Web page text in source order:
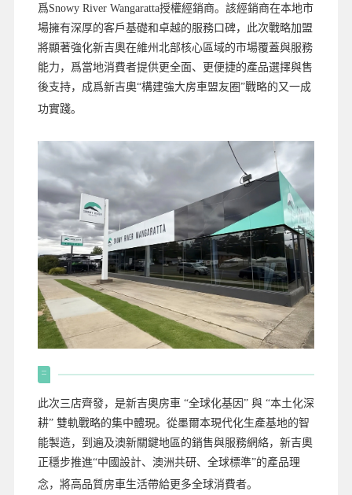
爲Snowy River Wangaratta授權經銷商。該經銷商在本地市
場擁有深厚的客戶基礎和卓越的服務口碑，此次戰略加盟
將顯著強化新吉奧在維州北部核心區域的市場覆蓋與服務
能力，爲當地消費者提供更全面、更便捷的產品選擇與售
後支持，成爲新吉奧“構建強大房車盟友圈”戰略的又一成
功實踐。
此次三店齊發，是新吉奧房車 “全球化基因” 與 “本土化深
耕” 雙軌戰略的集中體現。從墨爾本現代化生產基地的智
能製造，到遍及澳新關鍵地區的銷售與服務網絡，新吉奧
正穩步推進“中國設計、澳洲共研、全球標準”的產品理
念，將高品質房車生活帶給更多全球消費者。